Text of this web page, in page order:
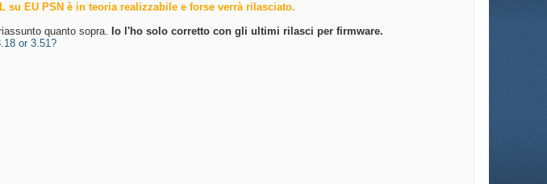
su EU PSN è in teoria realizzabile e forse verrà rilasciato.
quanto sopra. Io l'ho solo corretto con gli ultimi rilasci per firmware.
or 3.51?